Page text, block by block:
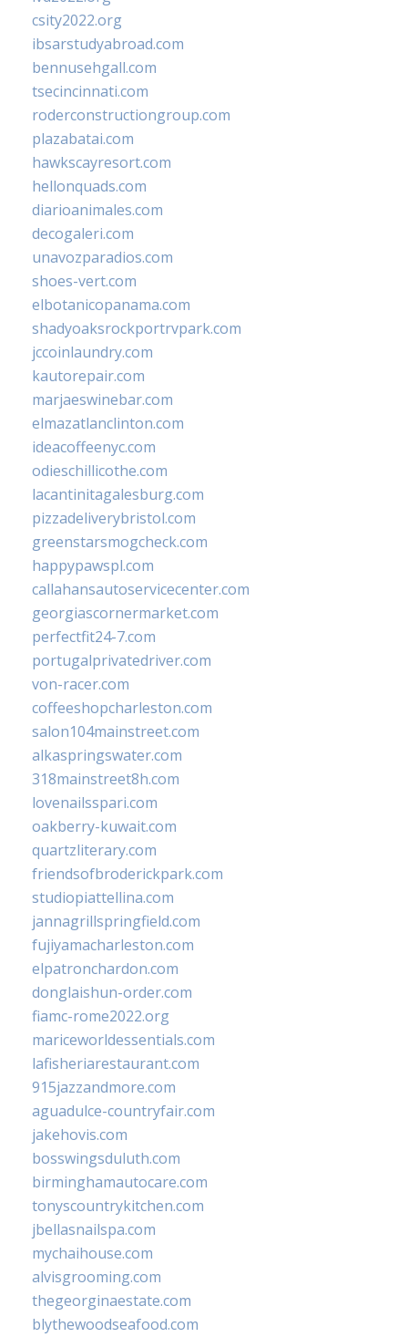
csity2022.org
ibsarstudyabroad.com
bennusehgall.com
tsecincinnati.com
roderconstructiongroup.com
plazabatai.com
hawkscayresort.com
hellonquads.com
diarioanimales.com
decogaleri.com
unavozparadios.com
shoes-vert.com
elbotanicopanama.com
shadyoaksrockportrvpark.com
jccoinlaundry.com
kautorepair.com
marjaeswinebar.com
elmazatlanclinton.com
ideacoffeenyc.com
odieschillicothe.com
lacantinitagalesburg.com
pizzadeliverybristol.com
greenstarsmogcheck.com
happypawspl.com
callahansautoservicecenter.com
georgiascornermarket.com
perfectfit24-7.com
portugalprivatedriver.com
von-racer.com
coffeeshopcharleston.com
salon104mainstreet.com
alkaspringswater.com
318mainstreet8h.com
lovenailsspari.com
oakberry-kuwait.com
quartzliterary.com
friendsofbroderickpark.com
studiopiattellina.com
jannagrillspringfield.com
fujiyamacharleston.com
elpatronchardon.com
donglaishun-order.com
fiamc-rome2022.org
mariceworldessentials.com
lafisheriarestaurant.com
915jazzandmore.com
aguadulce-countryfair.com
jakehovis.com
bosswingsduluth.com
birminghamautocare.com
tonyscountrykitchen.com
jbellasnailspa.com
mychaihouse.com
alvisgrooming.com
thegeorginaestate.com
blythewoodseafood.com